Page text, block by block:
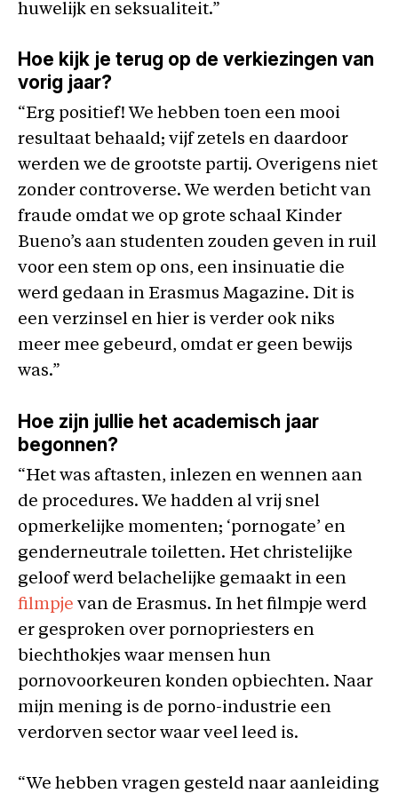
huwelijk en seksualiteit.”
Hoe kijk je terug op de verkiezingen van
vorig jaar?
“Erg positief! We hebben toen een mooi
resultaat behaald; vijf zetels en daardoor
werden we de grootste partij. Overigens niet
zonder controverse. We werden beticht van
fraude omdat we op grote schaal Kinder
Bueno’s aan studenten zouden geven in ruil
voor een stem op ons, een insinuatie die
werd gedaan in Erasmus Magazine. Dit is
een verzinsel en hier is verder ook niks
meer mee gebeurd, omdat er geen bewijs
was.”
Hoe zijn jullie het academisch jaar
begonnen?
“Het was aftasten, inlezen en wennen aan
de procedures. We hadden al vrij snel
opmerkelijke momenten; ‘pornogate’ en
genderneutrale toiletten. Het christelijke
geloof werd belachelijke gemaakt in een
filmpje van de Erasmus. In het filmpje werd
er gesproken over pornopriesters en
biechthokjes waar mensen hun
pornovoorkeuren konden opbiechten. Naar
mijn mening is de porno-industrie een
verdorven sector waar veel leed is.
“We hebben vragen gesteld naar aanleiding